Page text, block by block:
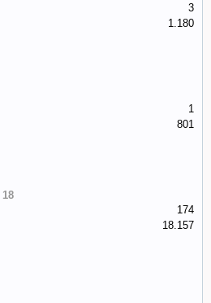
3
1.180
1
801
18
174
18.157